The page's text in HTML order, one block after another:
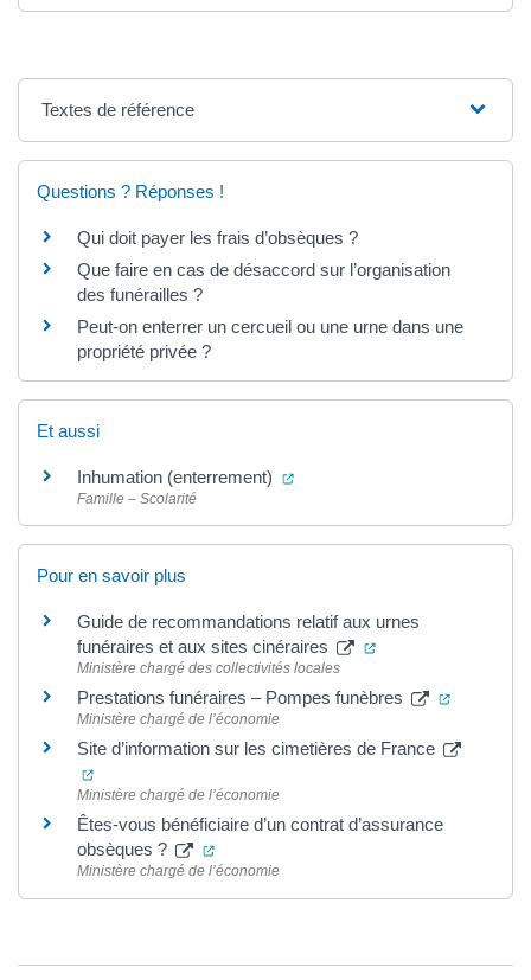
Textes de référence
Questions ? Réponses !
Qui doit payer les frais d’obsèques ?
Que faire en cas de désaccord sur l’organisation
des funérailles ?
Peut-on enterrer un cercueil ou une urne dans une
propriété privée ?
Et aussi
Inhumation (enterrement) (ouverture dans un nouvel
Famille – Scolarité
Pour en savoir plus
Guide de recommandations relatif aux urnes
funéraires et aux sites cinéraires
(ouverture dans un
Ministère chargé des collectivités locales
Prestations funéraires – Pompes funèbres
Ministère chargé de l’économie
Site d’information sur les cimetières de France
(ouverture dans un nouvel onglet)
Ministère chargé de l’économie
Êtes-vous bénéficiaire d’un contrat d’assurance
obsèques ?
(ouverture dans un nouvel onglet)
Ministère chargé de l’économie